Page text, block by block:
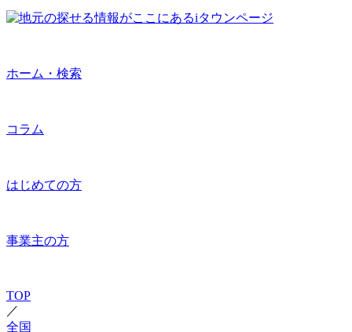
ホーム・検索
コラム
はじめての方
事業主の方
TOP
／
全国